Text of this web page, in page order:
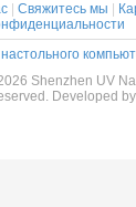
| Свяжитесь мы
настольного
Shenzhen UV
Developed by